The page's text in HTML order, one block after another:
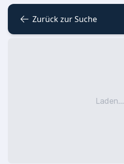
Zurück zur Suche
Laden...